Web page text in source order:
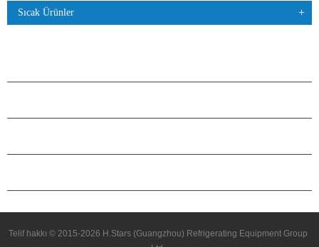
Sıcak Ürünler
Telif hakkı © 2015-2026 H.Stars (Guangzhou) Refrigerating Equipment Group